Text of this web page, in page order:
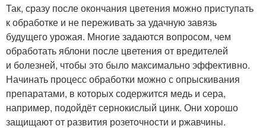
Так, сразу после окончания цветения можно приступать
к обработке и не переживать за удачную завязь
будущего урожая. Многие задаются вопросом, чем
обработать яблони после цветения от вредителей
и болезней, чтобы это было максимально эффективно.
Начинать процесс обработки можно с опрыскивания
препаратами, в которых содержится медь и сера,
например, подойдёт сернокислый цинк. Они хорошо
защищают от развития розеточности и ржавчины.